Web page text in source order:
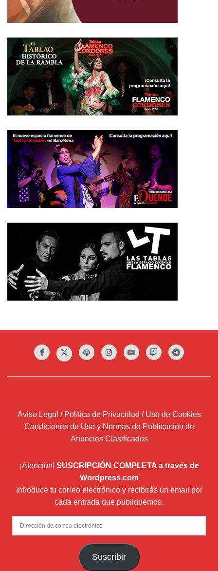
Aviso Legal / Política de Privacidad / Uso de Cookies
Condiciones de Uso y Normas de Publicación de
Anuncios Clasificados
¡Atención! SUSCRIPCIÓN COMPLETA a través de
Wordpress.com
Introduce tu correo electrónico y recibirás un email por
cada entrada que publiquemos.
Dirección
de
Suscribir